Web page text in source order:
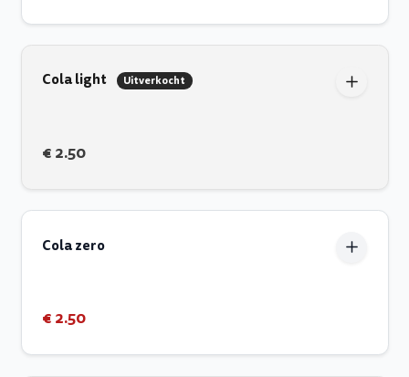
Cola light Uitverkocht
€ 2.50
Cola zero
€ 2.50